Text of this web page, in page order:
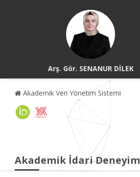
Arş. Gör. SENANUR DİLEK
Akademik Veri Yönetim Sistemi
Akademik İdari Deneyim